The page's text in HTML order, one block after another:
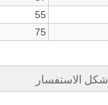
55
75
شكل الاستفسار